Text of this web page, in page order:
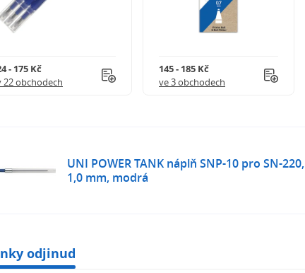
- 175 Kč
22 obchodech
145 - 185 Kč
ve 3 obchodech
UNI POWER TANK náplň SNP-10 pro SN-220,
1,0 mm, modrá
odjinud